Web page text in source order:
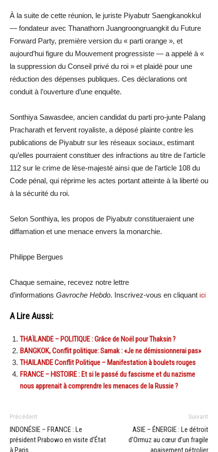
À la suite de cette réunion, le juriste Piyabutr Saengkanokkul
— fondateur avec Thanathorn Juangroongruangkit du Future
Forward Party, première version du « parti orange », et
aujourd’hui figure du Mouvement progressiste — a appelé à «
la suppression du Conseil privé du roi » et plaidé pour une
réduction des dépenses publiques. Ces déclarations ont
conduit à l’ouverture d’une enquête.
Sonthiya Sawasdee, ancien candidat du parti pro-junte Palang
Pracharath et fervent royaliste, a déposé plainte contre les
publications de Piyabutr sur les réseaux sociaux, estimant
qu’elles pourraient constituer des infractions au titre de l’article
112 sur le crime de lèse-majesté ainsi que de l’article 108 du
Code pénal, qui réprime les actes portant atteinte à la liberté ou
à la sécurité du roi.
Selon Sonthiya, les propos de Piyabutr constitueraient une
diffamation et une menace envers la monarchie.
Philippe Bergues
Chaque semaine, recevez notre lettre
d’informations Gavroche Hebdo. Inscrivez-vous en cliquant ici
A Lire Aussi:
THAÏLANDE – POLITIQUE : Grâce de Noël pour Thaksin ?
BANGKOK, Conflit politique: Samak : «Je ne démissionnerai pas»
THAILANDE Conflit Politique – Manifestation à boulets rouges
FRANCE – HISTOIRE : Et si le passé du fascisme et du nazisme
nous apprenait à comprendre les menaces de la Russie ?
Précédent
INDONÉSIE – FRANCE : Le
président Prabowo en visite d’État
à Paris
Suivant
ASIE – ÉNERGIE : Le détroit
d’Ormuz au cœur d’un fragile
apaisement pétrolier